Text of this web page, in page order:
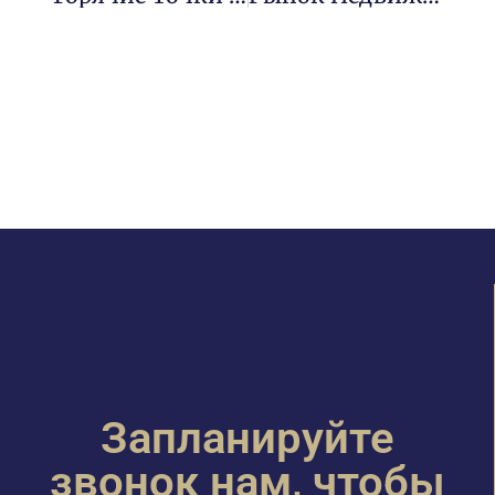
Запланируйте
звонок нам, чтобы